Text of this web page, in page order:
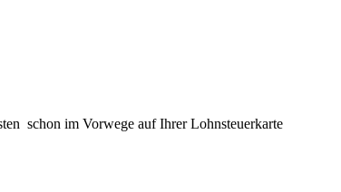
schon im Vorwege auf Ihrer Lohnsteuerkarte